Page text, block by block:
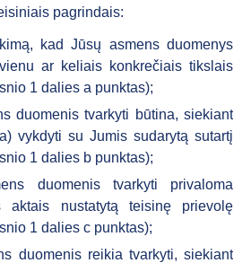
pagrindais:
kad Jūsų asmens duomenys
ar keliais konkrečiais tikslais
1 dalies a punktas);
duomenis tvarkyti būtina, siekiant
vykdyti su Jumis sudarytą sutartį
1 dalies b punktas);
duomenis tvarkyti privaloma
aktais nustatytą teisinę prievolę
1 dalies c punktas);
duomenis reikia tvarkyti, siekiant